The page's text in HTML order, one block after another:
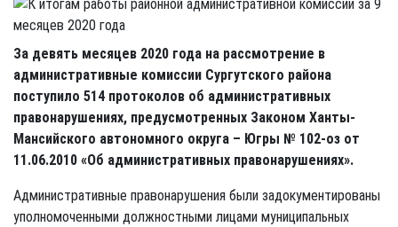
За девять месяцев 2020 года на рассмотрение в
административные комиссии Сургутского района
поступило 514 протоколов об административных
правонарушениях, предусмотренных Законом Ханты-
Мансийского автономного округа – Югры № 102-оз от
11.06.2010 «Об административных правонарушениях».
Административные правонарушения были задокументированы
уполномоченными должностными лицами муниципальных